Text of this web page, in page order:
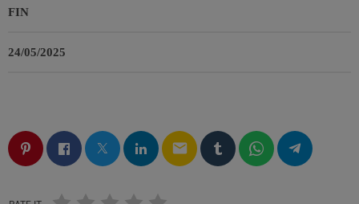
FIN
24/05/2025
email